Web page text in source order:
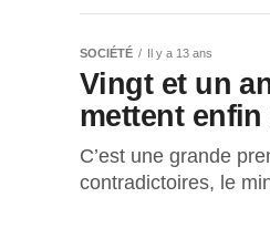
SOCIÉTÉ Il y a 13 ans
Vingt et un
mettent
C’est une grande
contradictoires, le